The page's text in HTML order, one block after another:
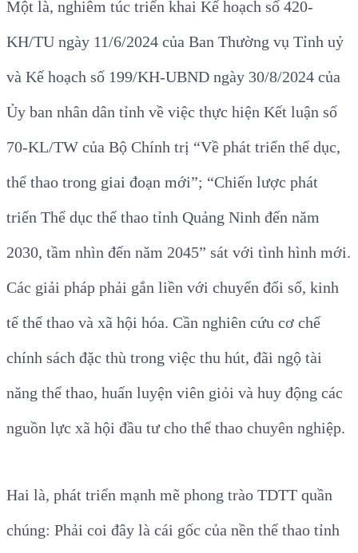
Một là, nghiêm túc triển khai Kế hoạch số 420-
KH/TU ngày 11/6/2024 của Ban Thường vụ Tỉnh uỷ
và Kế hoạch số 199/KH-UBND ngày 30/8/2024 của
Ủy ban nhân dân tỉnh về việc thực hiện Kết luận số
70-KL/TW của Bộ Chính trị “Về phát triển thể dục,
thể thao trong giai đoạn mới”; “Chiến lược phát
triển Thể dục thể thao tỉnh Quảng Ninh đến năm
2030, tầm nhìn đến năm 2045” sát với tình hình mới.
Các giải pháp phải gắn liền với chuyển đổi số, kinh
tế thể thao và xã hội hóa. Cần nghiên cứu cơ chế
chính sách đặc thù trong việc thu hút, đãi ngộ tài
năng thể thao, huấn luyện viên giỏi và huy động các
nguồn lực xã hội đầu tư cho thể thao chuyên nghiệp.
Hai là, phát triển mạnh mẽ phong trào TDTT quần
chúng: Phải coi đây là cái gốc của nền thể thao tỉnh